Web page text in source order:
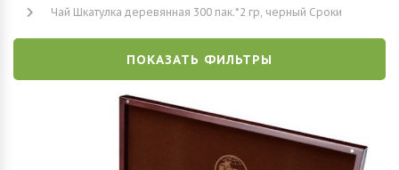
Чай Шкатулка деревянная 300 пак.*2 гр, черный Сроки
ПОКАЗАТЬ ФИЛЬТРЫ